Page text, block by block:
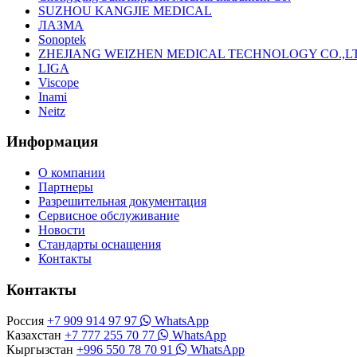
SUZHOU KANGJIE MEDICAL
ЛАЗМА
Sonoptek
ZHEJIANG WEIZHEN MEDICAL TECHNOLOGY
LIGA
Viscope
Inami
Neitz
Информация
О компании
Партнеры
Разрешительная документация
Сервисное обслуживание
Новости
Стандарты оснащения
Контакты
Контакты
Россия +7 909 914 97 97
WhatsApp
Казахстан +7 777 255 70 77
WhatsApp
Кыргызстан +996 550 78 70 91
WhatsApp